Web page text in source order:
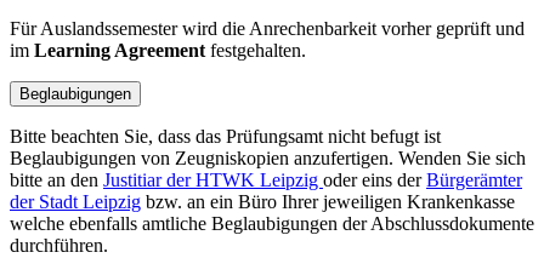
Für Auslandssemester wird die Anrechenbarkeit vorher geprüft und
im Learning Agreement festgehalten.
Beglaubigungen
Bitte beachten Sie, dass das Prüfungsamt nicht befugt ist
Beglaubigungen von Zeugniskopien anzufertigen. Wenden Sie sich
bitte an den Justitiar der HTWK Leipzig oder eins derBürgerämter
der Stadt Leipzig bzw. an ein Büro Ihrer jeweiligen Krankenkasse
welche ebenfalls amtliche Beglaubigungen der Abschlussdokumente
durchführen.